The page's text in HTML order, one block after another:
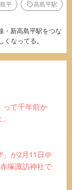
平 高島平駅
・新高島平駅をつな
くなってる。
って千年前か
が2月11日＠
塚諏訪神社で